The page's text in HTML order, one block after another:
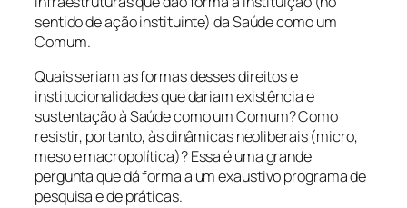
sentido de ação instituinte) da Saúde como um
Comum.
Quais seriam as formas desses direitos e
institucionalidades que dariam existência e
sustentação à Saúde como um Comum? Como
resistir, portanto, às dinâmicas neoliberais (micro,
meso e macropolítica)? Essa é uma grande
pergunta que dá forma a um exaustivo programa de
pesquisa e de práticas.